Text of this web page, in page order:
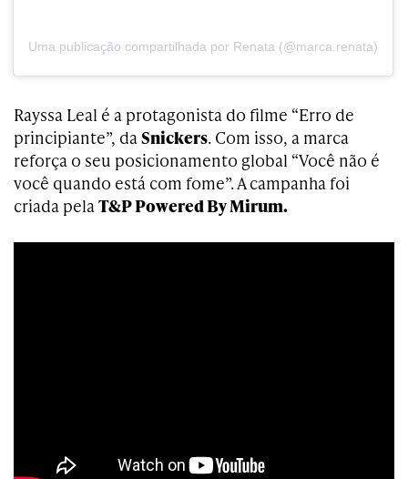
Uma publicação compartilhada por Renata (@marca.renata)
Rayssa Leal é a protagonista do filme “Erro de
principiante”, daSnickers. Com isso, a marca
reforça o seu posicionamento global “Você não é
você quando está com fome”. A campanha foi
criada pelaT&P Powered By Mirum.